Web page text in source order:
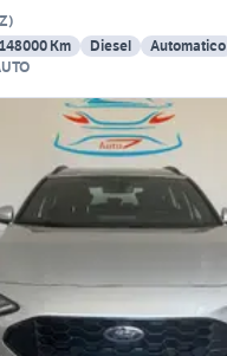
)
148000 Km Diesel Automatico